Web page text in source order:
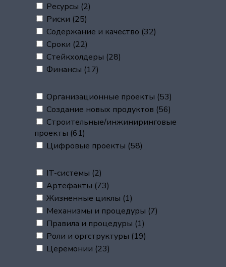
Ресурсы (2)
Риски (25)
Содержание и качество (32)
Сроки (22)
Стейкхолдеры (28)
Финансы (17)
Организационные проекты (53)
Создание новых продуктов (56)
Строительные/инжиниринговые
проекты (61)
Цифровые проекты (58)
IT-системы (2)
Артефакты (73)
Жизненные циклы (1)
Механизмы и процедуры (7)
Правила и процедуры (1)
Роли и оргструктуры (19)
Церемонии (23)